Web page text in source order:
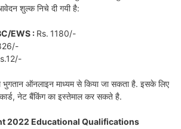
शुल्क निचे दी गयी है:
EWS : Rs. 1180/-
ऑनलाइन माध्यम से किया जा सकता है. इसके लिए
नेट बैंकिंग का इस्तेमाल कर सकते है.
2022 Educational Qualifications